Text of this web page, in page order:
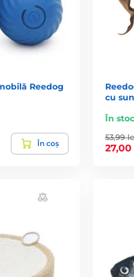
Reedog
În coș
cu
În stoc
53,99